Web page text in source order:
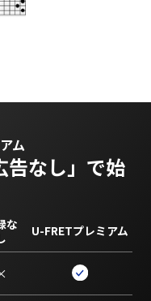
ム
告なし」で始
な
U-FRETプレミアム